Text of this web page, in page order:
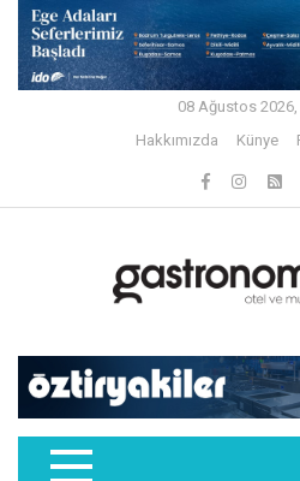
08 Ağustos
Hakkımızda
Künye